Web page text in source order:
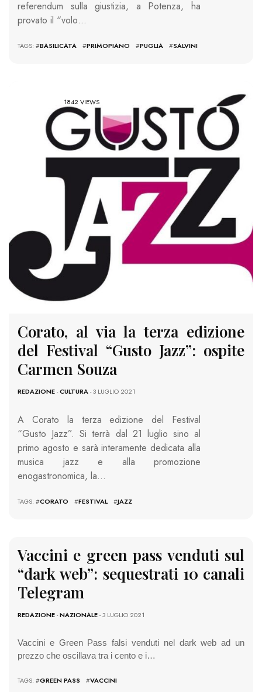
referendum sulla giustizia, a Potenza, ha
provato il “volo…
TAGS: #BASILICATA #PRIMOPIANO #PUGLIA #SALVINI
1842 VIEWS
Corato, al via la terza edizione
del Festival “Gusto Jazz”: ospite
Carmen Souza
REDAZIONE-CULTURA- 3 LUGLIO 2021
A Corato la terza edizione del Festival
“Gusto Jazz”. Si terrà dal 21 luglio sino al
primo agosto e sarà interamente dedicata alla
musica jazz e alla promozione
enogastronomica, la…
TAGS: #CORATO #FESTIVAL #JAZZ
Vaccini e green pass venduti sul
“dark web”: sequestrati 10 canali
Telegram
REDAZIONE-NAZIONALE- 3 LUGLIO 2021
Vaccini e Green Pass falsi venduti nel dark web ad un
prezzo che oscillava tra i cento e i…
TAGS: #GREEN PASS #VACCINI